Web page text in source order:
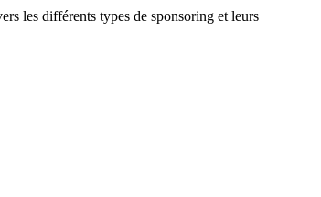
les différents types de sponsoring et leurs